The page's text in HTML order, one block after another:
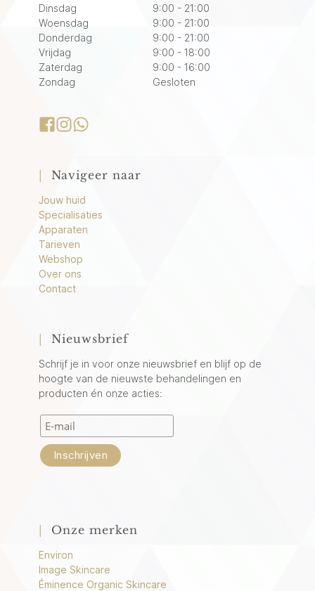
Dinsdag
9:00 - 21:00
Woensdag
9:00 - 21:00
Donderdag
9:00 - 21:00
Vrijdag
9:00 - 18:00
Zaterdag
9:00 - 16:00
Zondag
Gesloten
Navigeer naar
Jouw huid
Specialisaties
Apparaten
Tarieven
Webshop
Over ons
Contact
Nieuwsbrief
Schrijf je in voor onze nieuwsbrief en blijf op de
hoogte van de nieuwste behandelingen en
producten én onze acties:
Onze merken
Environ
Image Skincare
Éminence Organic Skincare